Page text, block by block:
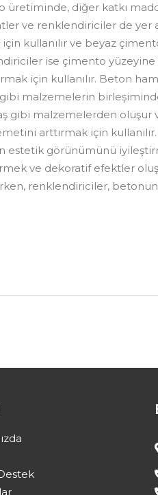
üretiminde, diğer katkı
ve renklendiriciler de yer
kullanılır ve beyaz
ise çimento yüzeyine
için kullanılır. Beton
malzemelerin
gibi malzemelerden oluşur
arttırmak için
estetik görünümünü
ve dekoratif efektler
renklendiriciler,